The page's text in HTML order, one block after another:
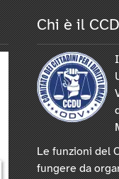
Chi è il
Le funzioni del
fungere da